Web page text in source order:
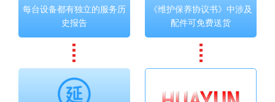
每台设备都有独立的服务历
史报告
《维护保养协议书》中涉及
配件可免费送货